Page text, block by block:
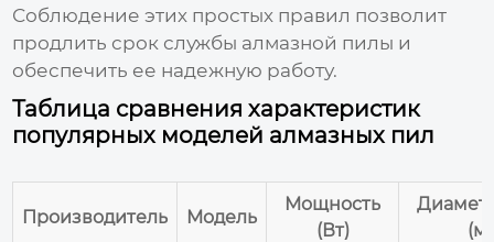
Соблюдение этих простых правил позволит
продлить срок службы алмазной пилы и
обеспечить ее надежную работу.
Таблица сравнения характеристик
популярных моделей алмазных пил
Производитель Модель
Мощность
(Вт)